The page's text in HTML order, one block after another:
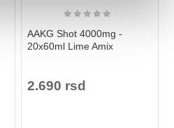
★ ★ ★ ★ ★
AAKG Shot 4000mg -
20x60ml Lime Amix
2.690 rsd